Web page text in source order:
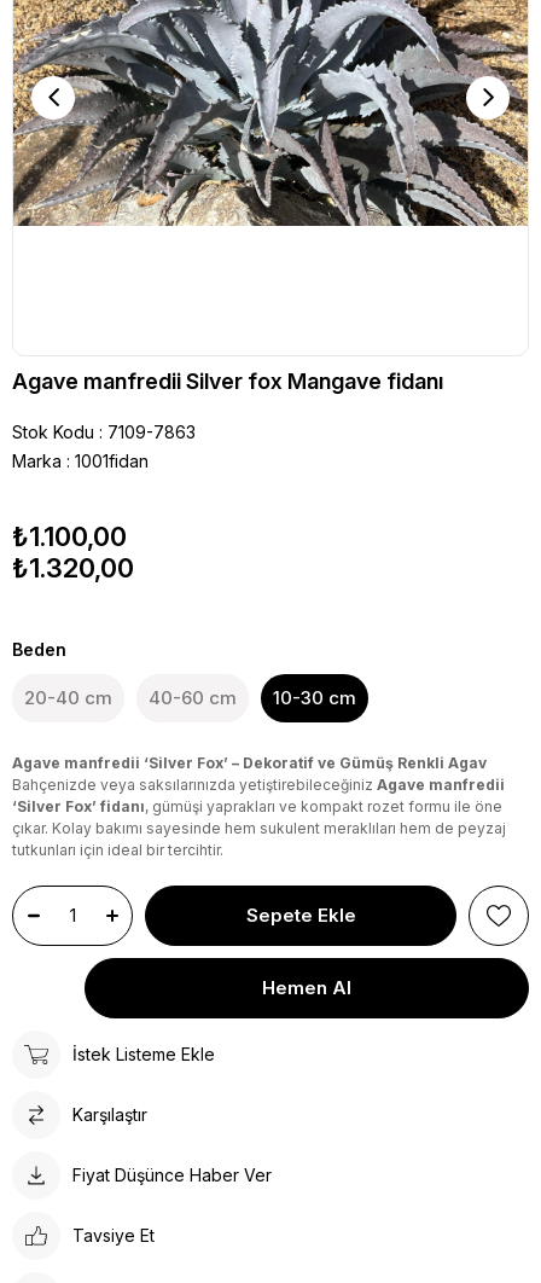
Agave manfredii Silver fox Mangave fidanı
Stok Kodu
7109-7863
Marka : 1001fidan
₺1.100,00
₺1.320,00
Beden
20-40 cm 40-60 cm 10-30 cm
Agave manfredii ‘Silver Fox’ – Dekoratif ve Gümüş Renkli Agav
Bahçenizde veya saksılarınızda yetiştirebileceğiniz Agave manfredii
‘Silver Fox’ fidanı, gümüşi yaprakları ve kompakt rozet formu ile öne
çıkar. Kolay bakımı sayesinde hem sukulent meraklıları hem de peyzaj
tutkunları için ideal bir tercihtir.
İstek Listeme Ekle
Karşılaştır
Fiyat Düşünce Haber Ver
Tavsiye Et